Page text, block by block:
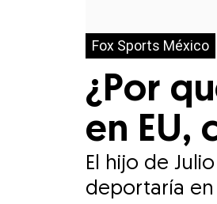
Fox Sports México
¿Por
en EU,
El hijo de
deportaría en